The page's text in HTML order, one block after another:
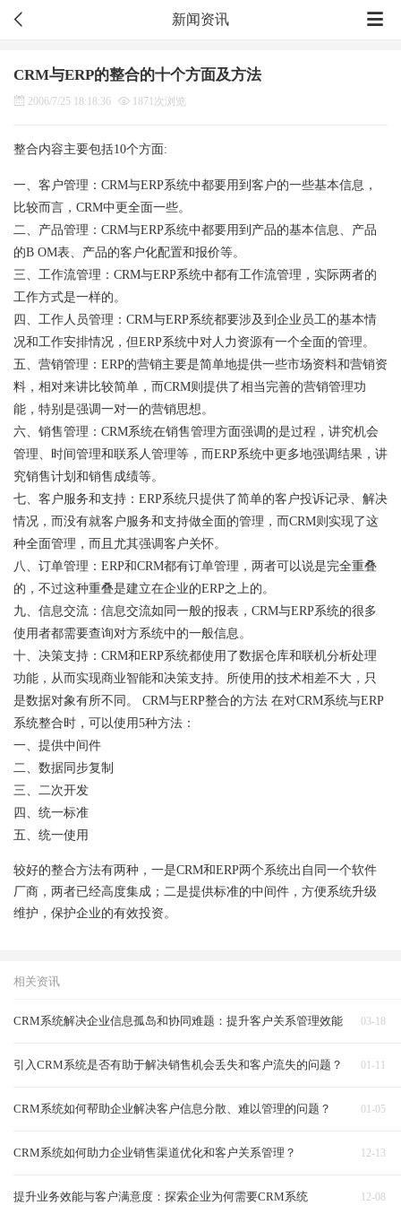
新闻资讯
CRM与ERP的整合的十个方面及方法
2006/7/25 18:18:36 1871次浏览
整合内容主要包括10个方面:
一、客户管理：CRM与ERP系统中都要用到客户的一些基本信息，
比较而言，CRM中更全面一些。
二、产品管理：CRM与ERP系统中都要用到产品的基本信息、产品
的B OM表、产品的客户化配置和报价等。
三、工作流管理：CRM与ERP系统中都有工作流管理，实际两者的
工作方式是一样的。
四、工作人员管理：CRM与ERP系统都要涉及到企业员工的基本情
况和工作安排情况，但ERP系统中对人力资源有一个全面的管理。
五、营销管理：ERP的营销主要是简单地提供一些市场资料和营销资
料，相对来讲比较简单，而CRM则提供了相当完善的营销管理功
能，特别是强调一对一的营销思想。
六、销售管理：CRM系统在销售管理方面强调的是过程，讲究机会
管理、时间管理和联系人管理等，而ERP系统中更多地强调结果，讲
究销售计划和销售成绩等。
七、客户服务和支持：ERP系统只提供了简单的客户投诉记录、解决
情况，而没有就客户服务和支持做全面的管理，而CRM则实现了这
种全面管理，而且尤其强调客户关怀。
八、订单管理：ERP和CRM都有订单管理，两者可以说是完全重叠
的，不过这种重叠是建立在企业的ERP之上的。
九、信息交流：信息交流如同一般的报表，CRM与ERP系统的很多
使用者都需要查询对方系统中的一般信息。
十、决策支持：CRM和ERP系统都使用了数据仓库和联机分析处理
功能，从而实现商业智能和决策支持。所使用的技术相差不大，只
是数据对象有所不同。
CRM与ERP整合的方法 在对CRM系统与ERP
系统整合时，可以使用5种方法：
一、提供中间件
二、数据同步复制
三、二次开发
四、统一标准
五、统一使用
较好的整合方法有两种，一是CRM和ERP两个系统出自同一个软件
厂商，两者已经高度集成；二是提供标准的中间件，方便系统升级
维护，保护企业的有效投资。
相关资讯
03-18
CRM系统解决企业信息孤岛和协同难题：提升客户关系管理效能
01-11
引入CRM系统是否有助于解决销售机会丢失和客户流失的问题？
01-05
CRM系统如何帮助企业解决客户信息分散、难以管理的问题？
12-13
CRM系统如何助力企业销售渠道优化和客户关系管理？
12-08
提升业务效能与客户满意度：探索企业为何需要CRM系统